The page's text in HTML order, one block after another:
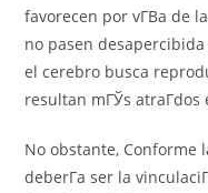
favorecen por vГ­В­a de
no pasen
el cerebro busca
resultan mГЎs
No obstante, Conforme
deberГ­a ser la